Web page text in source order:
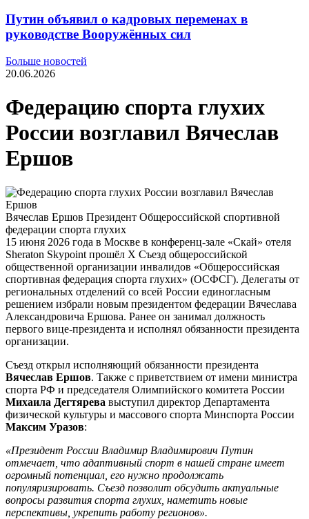
Путин объявил о кадровых переменах в
руководстве Вооружённых сил
Больше новостей
20.06.2026
Федерацию спорта глухих
России возглавил Вячеслав
Ершов
Вячеслав Ершов Президент Общероссийской спортивной
федерации спорта глухих
15 июня 2026 года в Москве в конференц-зале «Скай» отеля
Sheraton Skypoint прошёл X Съезд общероссийской
общественной организации инвалидов «Общероссийская
спортивная федерация спорта глухих» (ОСФСГ). Делегаты от
региональных отделений со всей России единогласным
решением избрали новым президентом федерации Вячеслава
Александровича Ершова. Ранее он занимал должность
первого вице-президента и исполнял обязанности президента
организации.
Съезд открыл исполняющий обязанности президента
Вячеслав Ершов. Также с приветствием от имени министра
спорта РФ и председателя Олимпийского комитета России
Михаила Дегтярева выступил директор Департамента
физической культуры и массового спорта Минспорта России
Максим Уразов:
«Президент России Владимир Владимирович Путин
отмечает, что адаптивный спорт в нашей стране имеет
огромный потенциал, его нужно продолжать
популяризировать. Съезд позволит обсудить актуальные
вопросы развития спорта глухих, наметить новые
перспективы, укрепить работу регионов».